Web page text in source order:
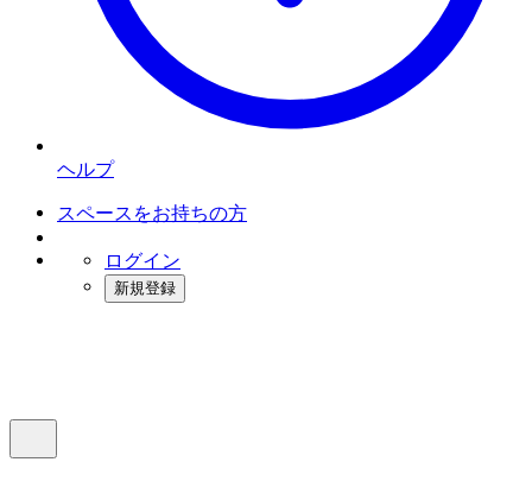
ヘルプ
スペースをお持ちの方
ログイン
新規登録